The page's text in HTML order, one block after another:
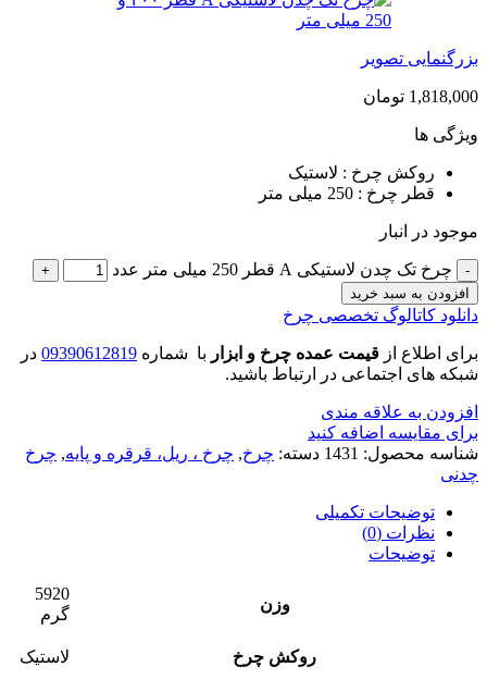
بزرگنمایی تصویر
1,818,000 تومان
ویژگی ها
روکش چرخ : لاستیک
قطر چرخ : 250 میلی متر
موجود در انبار
چرخ تک چدن لاستیکی A قطر 250 میلی متر عدد
افزودن به سبد خرید
دانلود کاتالوگ تخصصی چرخ
برای اطلاع از قیمت عمده چرخ و ابزار با شماره 09390612819 در
شبکه های اجتماعی در ارتباط باشید.
افزودن به علاقه مندی
برای مقایسه اضافه کنید
شناسه محصول: 1431 دسته: چرخ, چرخ ، ریل، قرقره و پایه, چرخ
چدنی
توضیحات تکمیلی
نظرات (0)
توضیحات
وزن
5920
گرم
روکش چرخ لاستیک